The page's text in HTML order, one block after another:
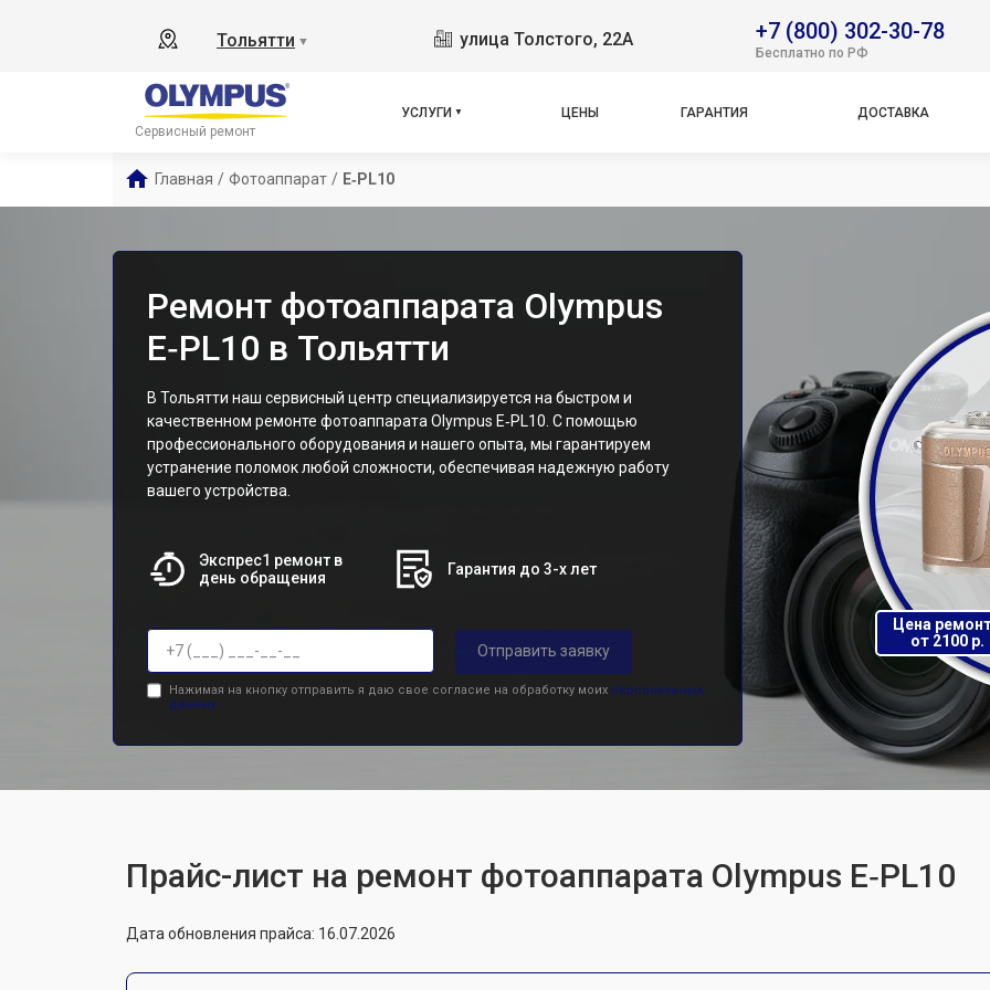
Тольятти ▼ улица Толстого, 22А +7 (800) 302-30-78
Бесплатно по РФ
Сервисный ремонт
УСЛУГИ ЦЕНЫ ГАРАНТИЯ ДОСТАВКА
Главная / Фотоаппарат / E‑PL10
Ремонт фотоаппарата Olympus
E‑PL10 в Тольятти
В Тольятти наш сервисный центр специализируется на быстром и
качественном ремонте фотоаппарата Olympus E‑PL10. С помощью
профессионального оборудования и нашего опыта, мы гарантируем
устранение поломок любой сложности, обеспечивая надежную работу
вашего устройства.
Экспрес1 ремонт в
день обращения
Гарантия до 3-х лет
Отправить заявку
Нажимая на кнопку отправить я даю свое согласие на обработку моих персональных
данных.
Цена
от 2100 р.
Прайс-лист на ремонт фотоаппарата Olympus E‑PL10
Дата обновления прайса: 16.07.2026